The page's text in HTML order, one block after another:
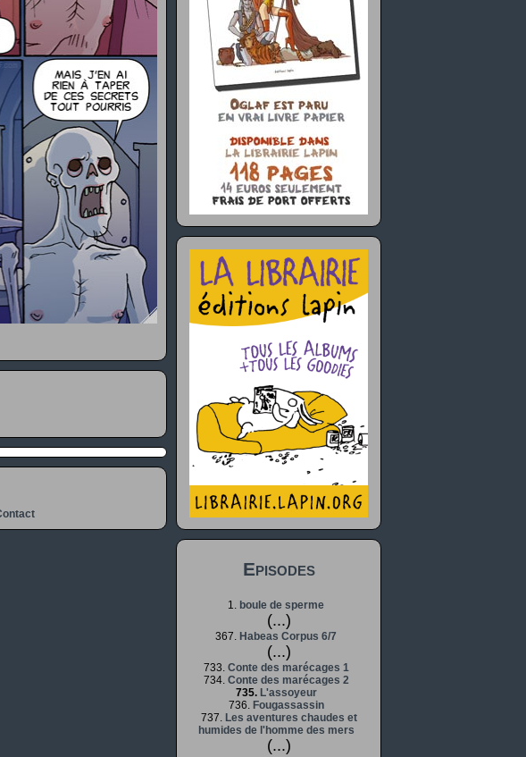
Episodes
1. boule de sperme
(...)
367. Habeas Corpus 6/7
(...)
733. Conte des marécages 1
734. Conte des marécages 2
735. L'assoyeur
736. Fougassassin
737. Les aventures chaudes et
humides de l'homme des mers
(...)